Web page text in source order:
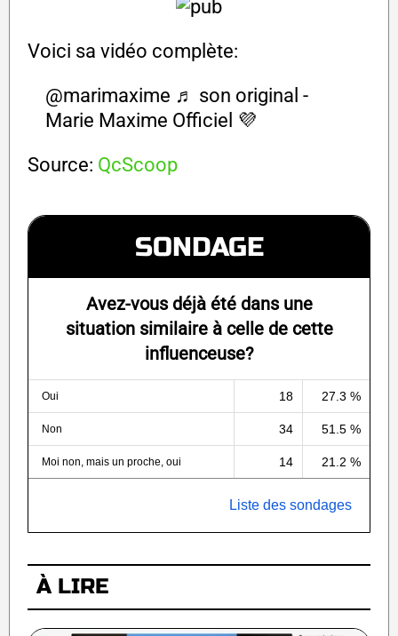
Voici sa vidéo complète:
@marimaxime ♬ son original -
Marie Maxime Officiel 💜
Source: QcScoop
SONDAGE
Avez-vous déjà été dans une
situation similaire à celle de cette
influenceuse?
Oui 18 27.3 %
Non 34 51.5 %
Moi non, mais un proche, oui 14 21.2 %
Liste des sondages
À LIRE